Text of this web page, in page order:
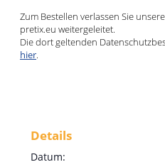
Zum Bestellen verlassen Sie
pretix.eu weitergeleitet.
Die dort geltenden
hier.
Details
Datum: